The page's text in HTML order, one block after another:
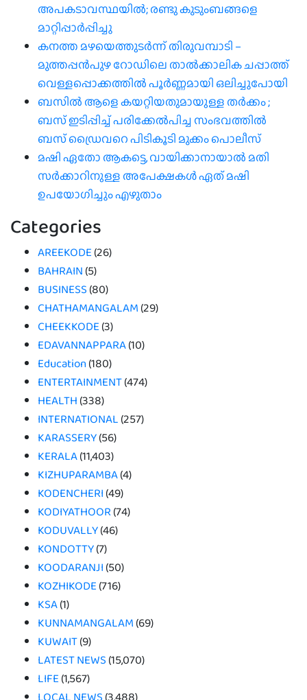
അപകടാവസ്ഥയിൽ; രണ്ടു കുടുംബങ്ങളെ
മാറ്റിപ്പാർപ്പിച്ചു
കനത്ത മഴയെത്തുടർന്ന് തിരുവമ്പാടി –
മുത്തപ്പൻപുഴ റോഡിലെ താൽക്കാലിക ചപ്പാത്ത്
വെള്ളപ്പൊക്കത്തിൽ പൂർണ്ണമായി ഒലിച്ചുപോയി
ബസിൽ ആളെ കയറ്റിയതുമായുള്ള തർക്കം ;
ബസ് ഇടിപ്പിച്ച് പരിക്കേൽപിച്ച സംഭവത്തിൽ
ബസ് ഡ്രൈവറെ പിടികൂടി മുക്കം പൊലീസ്
മഷി ഏതോ ആകട്ടെ, വായിക്കാനായാൽ മതി​
സർക്കാറിനുള്ള അപേക്ഷകൾ ഏത് മഷി
ഉപയോഗിച്ചും എഴുതാം
Categories
AREEKODE (26)
BAHRAIN (5)
BUSINESS (80)
CHATHAMANGALAM (29)
CHEEKKODE (3)
EDAVANNAPPARA(10)
Education(180)
ENTERTAINMENT(474)
HEALTH (338)
INTERNATIONAL (257)
KARASSERY(56)
KERALA(11,403)
KIZHUPARAMBA(4)
KODENCHERI (49)
KODIYATHOOR(74)
KODUVALLY(46)
KONDOTTY(7)
KOODARANJI (50)
KOZHIKODE (716)
KSA(1)
KUNNAMANGALAM (69)
KUWAIT(9)
LATEST NEWS (15,070)
LIFE (1,567)